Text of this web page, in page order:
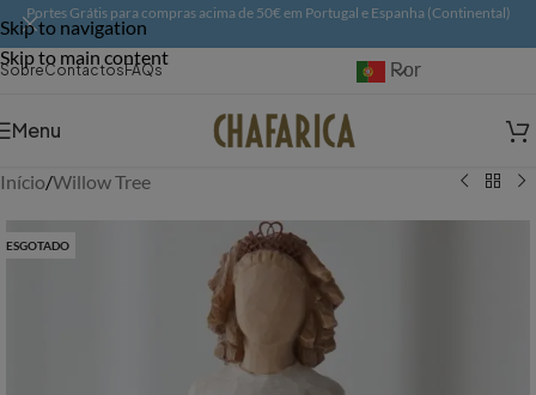
Skip to navigation
Skip to main content
Portes Grátis para compras acima de 50€ em Portugal e Espanha (Continental)
SobreContactosFAQs Português
Menu
Início/Willow Tree
ESGOTADO